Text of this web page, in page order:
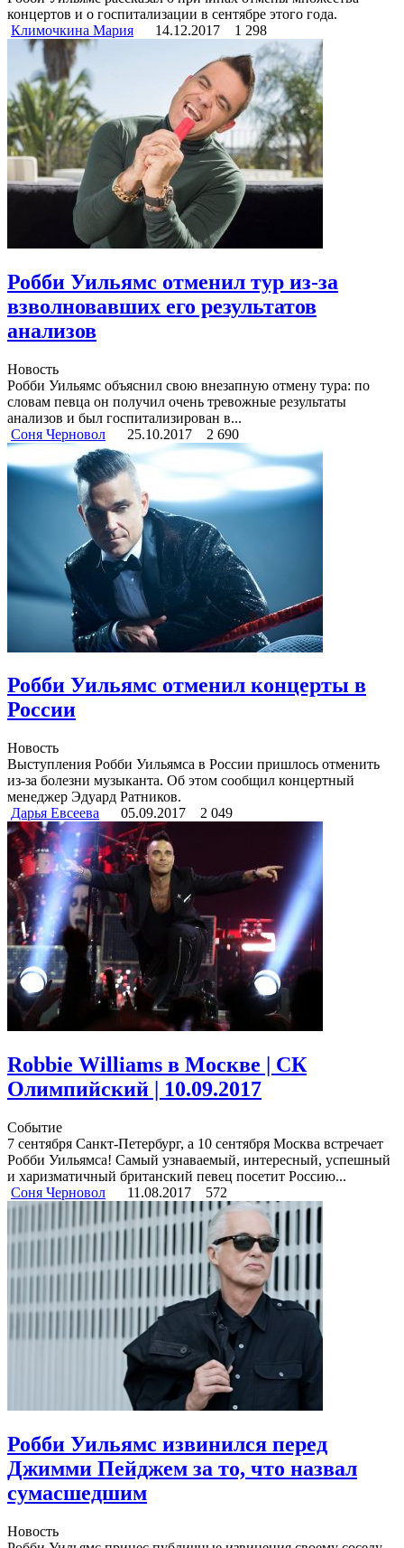
концертов и о госпитализации в сентябре этого года.
Климочкина Мария
14.12.2017 1 298
Робби Уильямс отменил тур из-за
взволновавших его результатов
анализов
Новость
Робби Уильямс объяснил свою внезапную отмену тура: по
словам певца он получил очень тревожные результаты
анализов и был госпитализирован в...
Соня Черновол
25.10.2017 2 690
Робби Уильямс отменил концерты в
России
Новость
Выступления Робби Уильямса в России пришлось отменить
из-за болезни музыканта. Об этом сообщил концертный
менеджер Эдуард Ратников.
Дарья Евсеева
05.09.2017 2 049
Robbie Williams в Москве | СК
Олимпийский | 10.09.2017
Событие
7 сентября Санкт-Петербург, а 10 сентября Москва встречает
Робби Уильямса! Самый узнаваемый, интересный, успешный
и харизматичный британский певец посетит Россию...
Соня Черновол
11.08.2017 572
Робби Уильямс извинился перед
Джимми Пейджем за то, что назвал
сумасшедшим
Новость